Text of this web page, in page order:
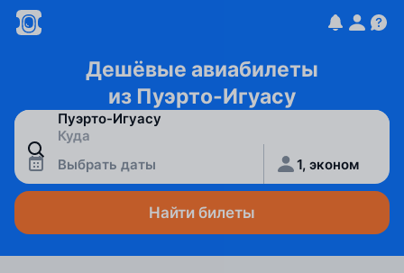
Дешёвые авиабилеты
из Пуэрто-Игуасу
Выбрать даты 1, эконом
Найти билеты